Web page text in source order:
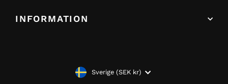
INFORMATION
VALUTASverige (SEK kr)